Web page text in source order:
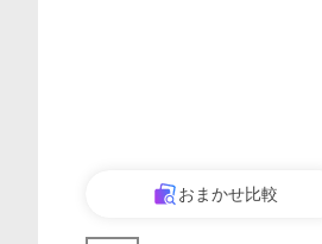
おまかせ比較